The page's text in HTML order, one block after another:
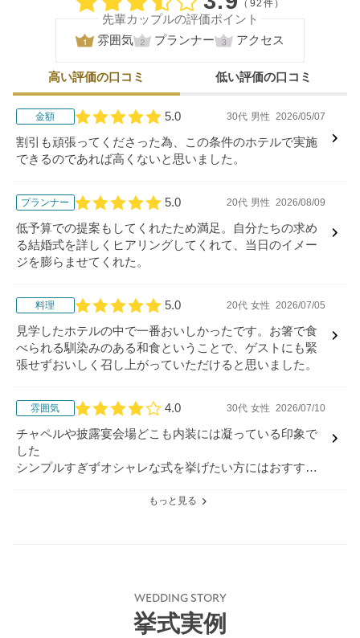
（92件）
先輩カップルの評価ポイント
雰囲気
プランナー アクセス
高い評価の口コミ 低い評価の口コミ
金額
口コミ評価
5.0 30代 男性 2026/05/07
割引も頑張ってくださった為、この条件のホテルで実施
できるのであれば高くないと思いました。
プランナー
口コミ評価
5.0 20代 男性 2026/08/09
低予算での提案もしてくれたため満足。自分たちの求め
る結婚式を詳しくヒアリングしてくれて、当日のイメー
ジを膨らませてくれた。
料理
口コミ評価
5.0 20代 女性 2026/07/05
見学したホテルの中で一番おいしかったです。お箸で食
べられる馴染みのある和食ということで、ゲストにも緊
張せずおいしく召し上がっていただけると思いました。
雰囲気
口コミ評価
4.0 30代 女性 2026/07/10
チャペルや披露宴会場どこも内装には凝っている印象で
した
シンプルすぎずオシャレな式を挙げたい方にはおすすめ
もっと見る
WEDDING STORY
挙式実例